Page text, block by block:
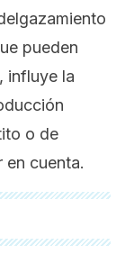
pueden
influye la
o de
en cuenta.
profundidad por